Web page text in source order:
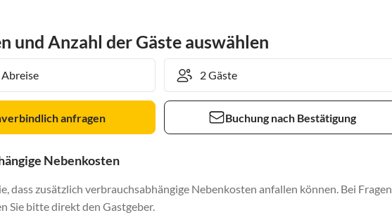
und Anzahl der Gäste auswählen
anfragen Buchung nach Bestätigung
Nebenkosten
dass zusätzlich verbrauchsabhängige Nebenkosten anfallen können. Bei Fragen
Sie bitte direkt den Gastgeber.